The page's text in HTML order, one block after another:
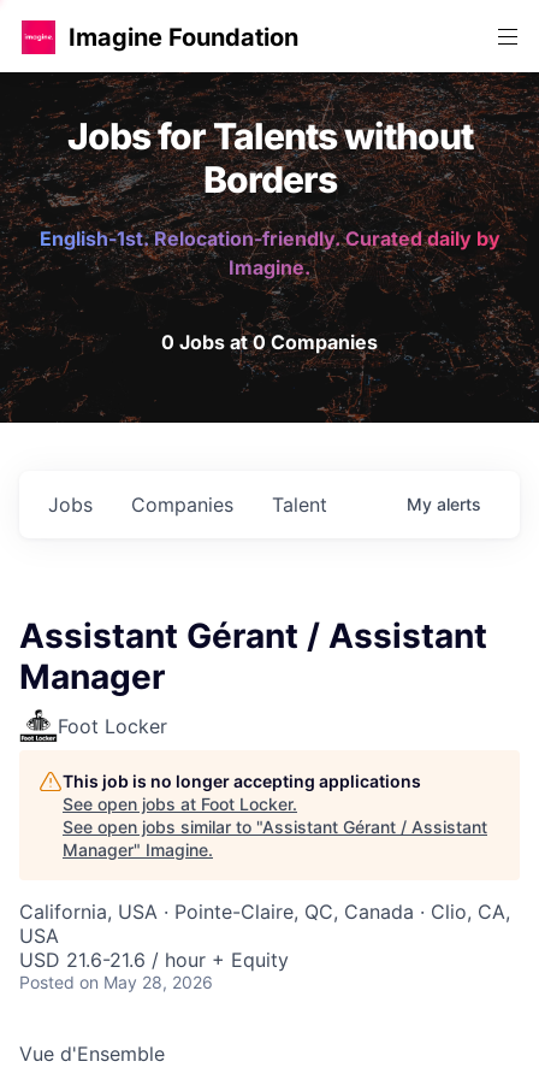
Imagine Foundation
Jobs for Talents without
Borders
English-1st. Relocation-friendly. Curated daily by
Imagine.
0 Jobs at 0 Companies
Jobs Companies Talent My alerts
Assistant Gérant / Assistant
Manager
Foot Locker
This job is no longer accepting applications
See open jobs at Foot Locker.
See open jobs similar to "Assistant Gérant / Assistant
Manager" Imagine.
California, USA · Pointe-Claire, QC, Canada · Clio, CA,
USA
USD 21.6-21.6 / hour + Equity
Posted on May 28, 2026
Vue d'Ensemble